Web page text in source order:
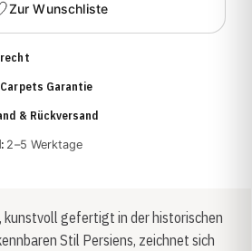
Zur Wunschliste
Garantie
& Rückversand
2–5 Werktage
kunstvoll gefertigt in der historischen
Stil Persiens, zeichnet sich